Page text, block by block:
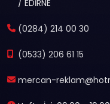
/ EDİRNE
(0284) 214 00 30
(0533) 206 61 15
mercan-